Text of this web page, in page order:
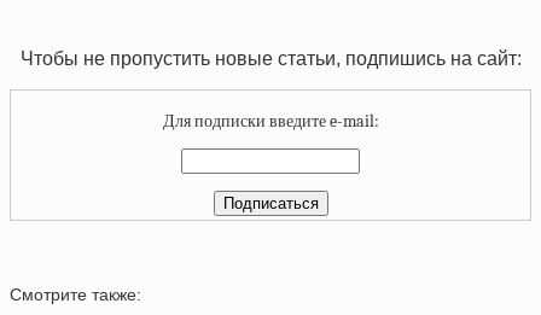
Чтобы не пропустить новые статьи, подпишись на сайт:
Для подписки введите e-mail:
Смотрите также: